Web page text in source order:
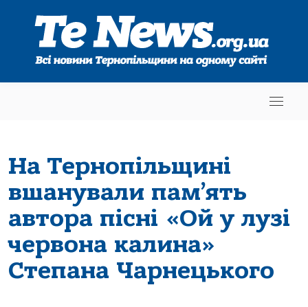
На Тернопільщині
вшанували пам’ять
автора пісні «Ой у лузі
червона калина»
Степана Чарнецького